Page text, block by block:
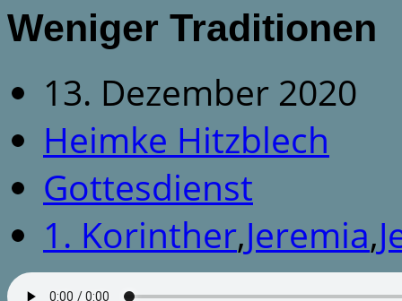
Weniger Traditionen
13. Dezember 2020
Heimke Hitzblech
Gottesdienst
1. Korinther,Jeremia,